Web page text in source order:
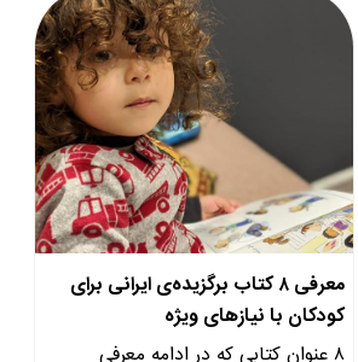
معرفی ۸ کتاب برگزیده‌ی ایرانی برای
کودکان با نیازهای ویژه
۸ عنوان کتابی که در ادامه معرفی